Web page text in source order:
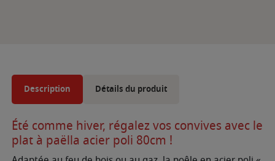
Description Détails du produit
Été comme hiver, régalez vos convives avec le
plat à paëlla acier poli 80cm !